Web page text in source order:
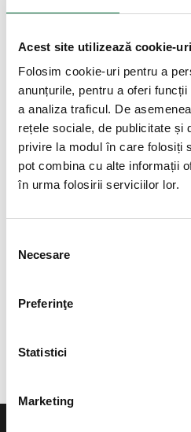
Acest site utilizează cookie-uri
Folosim cookie-uri pentru a
anunțurile, pentru a oferi
a analiza traficul. De
rețele sociale, de publicitate și
privire la modul în care folosiți
pot combina cu alte informații
în urma folosirii serviciilor lor.
Necesare
Preferinţe
Statistici
Marketing
Evenimente
Clinici si Spitale
Centrul de
Alergologie
Diabet și nutriție
Laborator și